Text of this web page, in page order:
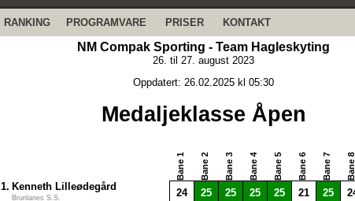
RANKING PROGRAMVARE PRISER KONTAKT
NM Compak Sporting - Team Hagleskyting
26. til 27. august 2023
Oppdatert: 26.02.2025 kl 05:30
Medaljeklasse Åpen
Bane 1 Bane 2 Bane 3 Bane 4 Bane 5 Bane 6 Bane 7 Bane 8
1. Kenneth Lilleødegård
Brunlanes S.S. 24 25 25 25 25 21 25